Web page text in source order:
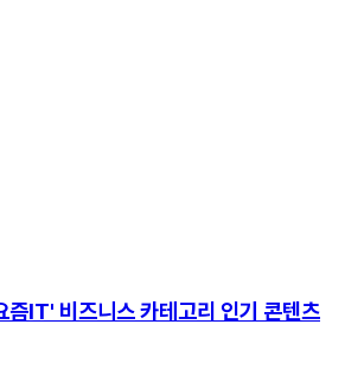
IT' 비즈니스 카테고리 인기 콘텐츠